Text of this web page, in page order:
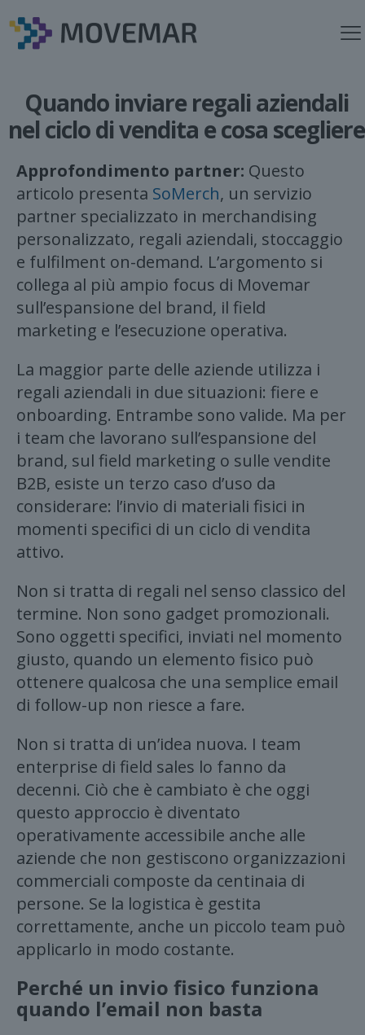
Quando inviare regali aziendali
nel ciclo di vendita e cosa scegliere
Approfondimento partner: Questo
articolo presenta SoMerch, un servizio
partner specializzato in merchandising
personalizzato, regali aziendali, stoccaggio
e fulfilment on-demand. L’argomento si
collega al più ampio focus di Movemar
sull’espansione del brand, il field
marketing e l’esecuzione operativa.
La maggior parte delle aziende utilizza i
regali aziendali in due situazioni: fiere e
onboarding. Entrambe sono valide. Ma per
i team che lavorano sull’espansione del
brand, sul field marketing o sulle vendite
B2B, esiste un terzo caso d’uso da
considerare: l’invio di materiali fisici in
momenti specifici di un ciclo di vendita
attivo.
Non si tratta di regali nel senso classico del
termine. Non sono gadget promozionali.
Sono oggetti specifici, inviati nel momento
giusto, quando un elemento fisico può
ottenere qualcosa che una semplice email
di follow-up non riesce a fare.
Non si tratta di un’idea nuova. I team
enterprise di field sales lo fanno da
decenni. Ciò che è cambiato è che oggi
questo approccio è diventato
operativamente accessibile anche alle
aziende che non gestiscono organizzazioni
commerciali composte da centinaia di
persone. Se la logistica è gestita
correttamente, anche un piccolo team può
applicarlo in modo costante.
Perché un invio fisico funziona
quando l’email non basta